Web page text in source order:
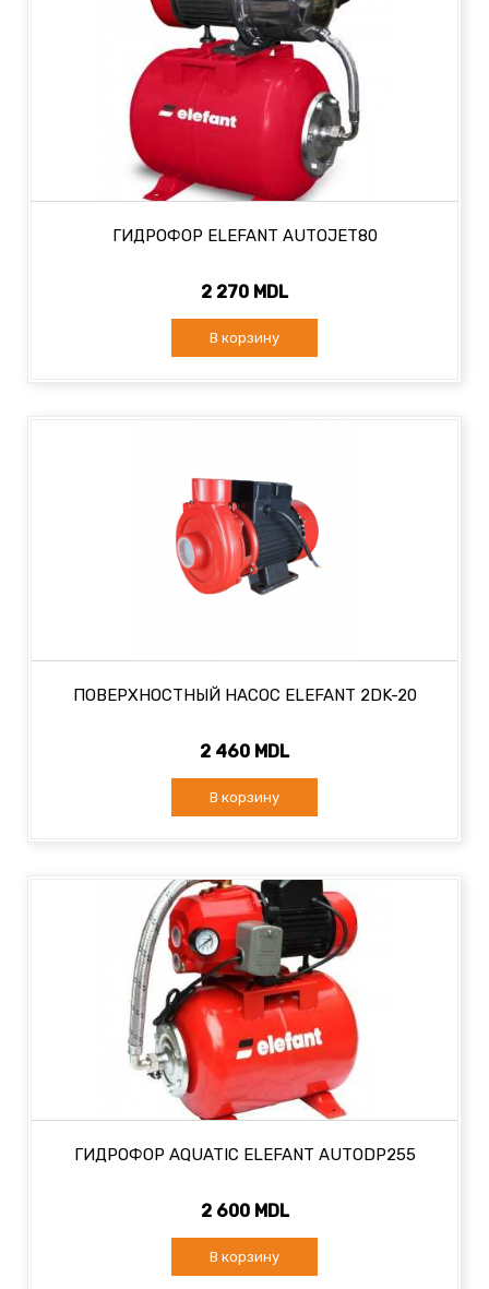
ГИДРОФОР ELEFANT AUTOJET80
2 270 MDL
В корзину
ПОВЕРХНОСТНЫЙ НАСОС ELEFANT 2DK-20
2 460 MDL
В корзину
ГИДРОФОР AQUATIC ELEFANT AUTODP255
2 600 MDL
В корзину